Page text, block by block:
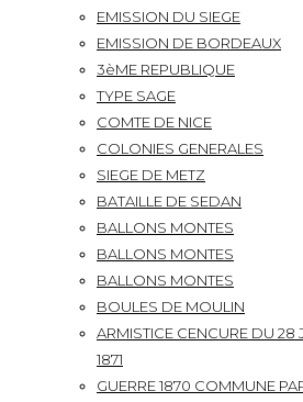
EMISSION DU SIEGE
EMISSION DE BORDEAUX
3èME REPUBLIQUE
TYPE SAGE
COMTE DE NICE
COLONIES GENERALES
SIEGE DE METZ
BATAILLE DE SEDAN
BALLONS MONTES
BALLONS MONTES
BALLONS MONTES
BOULES DE MOULIN
ARMISTICE CENCURE DU 28
1871
GUERRE 1870 COMMUNE